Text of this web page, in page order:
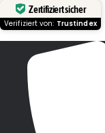
Zertifiziert sicher
Verifiziert von: Trustindex